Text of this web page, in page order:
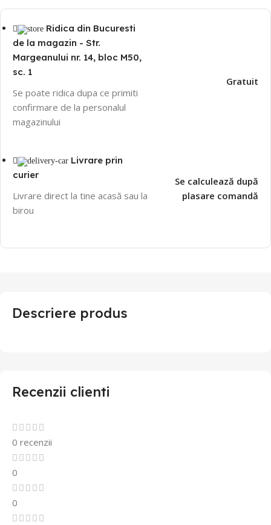
Ridica din Bucuresti
de la magazin - Str.
Margeanului nr. 14, bloc M50,
sc. 1
Se poate ridica dupa ce primiti
confirmare de la personalul
magazinului
Gratuit
Livrare prin
curier
Livrare direct la tine acasă sau la
birou
Se calculează după
plasare comandă
Descriere produs
Recenzii clienti
0 recenzii
0
0